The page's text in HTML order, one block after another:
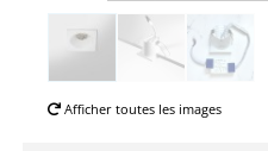
Afficher toutes les images